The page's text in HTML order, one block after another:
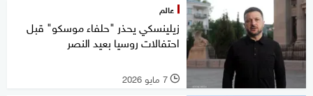
عالم
زيلينسكي يحذر "حلفاء موسكو" قبل
احتفالات روسيا بعيد النصر
l 7 مايو 2026